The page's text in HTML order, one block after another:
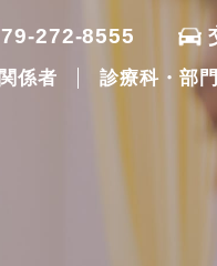
272-8555
係者 診療科・部門